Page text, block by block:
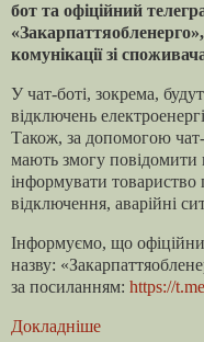
бот та офіційний
комунікації зі
У чат-боті, зокрема,
відключень
Також, за допомогою чат-
мають змогу повідомити
інформувати товариство
відключення, аварійні
Інформуємо, що
назву:
за посиланням: https://
Докладніше